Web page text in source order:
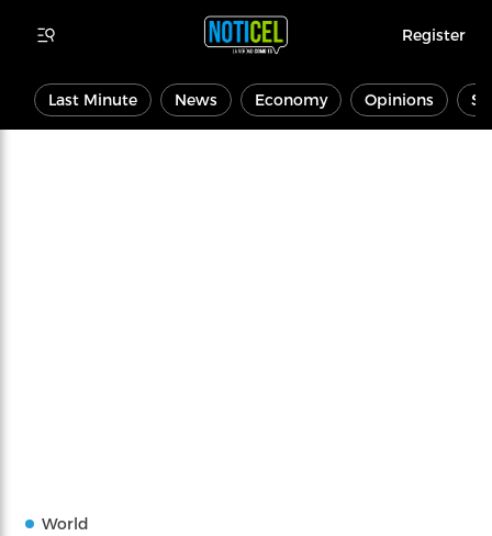
Register
Last Minute News Economy Opinions
World